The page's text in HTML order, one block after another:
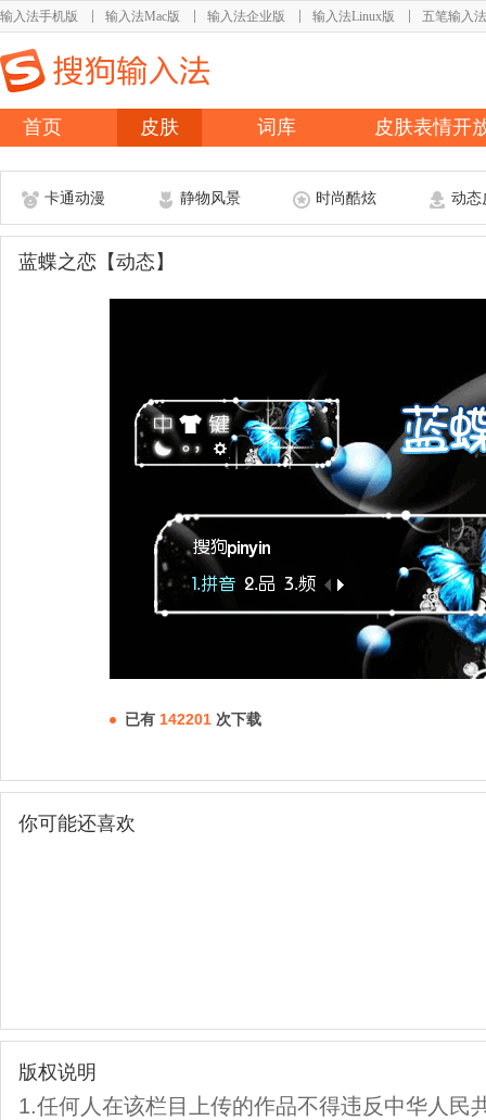
输入法手机版 输入法Mac版 输入法企业版 输入法Linux版 五笔输入法
首页 皮肤 词库 皮肤表情开
卡通动漫 静物风景 时尚酷炫 动态
蓝蝶之恋【动态】
已有 142201 次下载
你可能还喜欢
版权说明
1.任何人在该栏目上传的作品不得违反中华人民